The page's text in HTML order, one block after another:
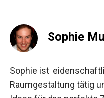
Sophie
Sophie ist
Raumgestaltung tätig